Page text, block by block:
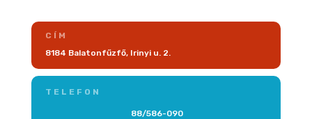
CÍM
8184 Balatonfűzfő, Irinyi u. 2.
TELEFON
88/586-090